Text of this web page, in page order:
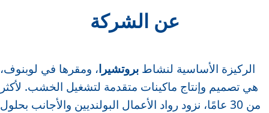
عن الشركة
الركيزة الأساسية لنشاط بروتشيرا، ومقرها في لوبنوف،
هي تصميم وإنتاج ماكينات متقدمة لتشغيل الخشب. لأكثر
من 30 عامًا، نزود رواد الأعمال البولنديين والأجانب بحلول